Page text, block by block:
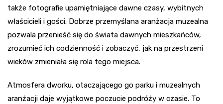
także fotografie upamiętniające dawne czasy, wybitnych
właścicieli i gości. Dobrze przemyślana aranżacja muzealna
pozwala przenieść się do świata dawnych mieszkańców,
zrozumieć ich codzienność i zobaczyć, jak na przestrzeni
wieków zmieniała się rola tego miejsca.
Atmosfera dworku, otaczającego go parku i muzealnych
aranżacji daje wyjątkowe poczucie podróży w czasie. To